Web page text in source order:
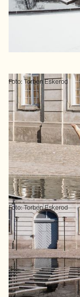
Foto: Torben Eskerod
Foto: Torben Eskerod